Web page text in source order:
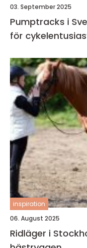
03. September 2025
Pumptracks i
för
inspiration
06. August 2025
Ridläger i